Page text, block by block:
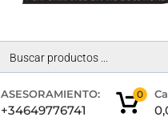
ASESORAMIENTO:
+34649776741
0